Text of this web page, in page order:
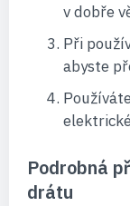
v dobře
Při
abyste
Podrobná
drátu